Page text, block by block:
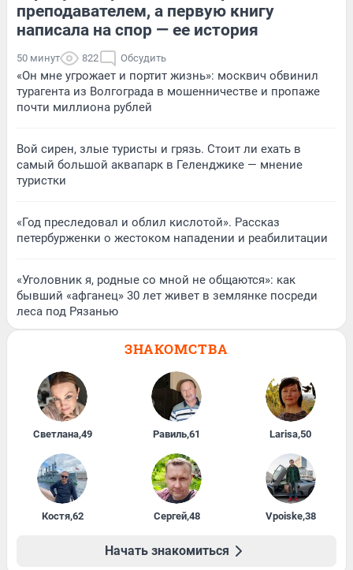
преподавателем, а первую книгу
написала на спор — ее история
50 минут 822 Обсудить
«Он мне угрожает и портит жизнь»: москвич обвинил
турагента из Волгограда в мошенничестве и пропаже
почти миллиона рублей
Вой сирен, злые туристы и грязь. Стоит ли ехать в
самый большой аквапарк в Геленджике — мнение
туристки
«Год преследовал и облил кислотой». Рассказ
петербурженки о жестоком нападении и реабилитации
«Уголовник я, родные со мной не общаются»: как
бывший «афганец» 30 лет живет в землянке посреди
леса под Рязанью
ЗНАКОМСТВА
Светлана,49 Равиль,61 Larisa,50
Костя,62 Сергей,48 Vpoiske,38
Начать знакомиться